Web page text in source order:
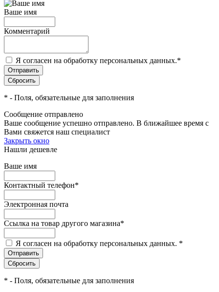
Ваше имя
Комментарий
Я согласен на обработку персональных данных.*
* - Поля, обязательные для заполнения
Сообщение отправлено
Ваше сообщение успешно отправлено. В ближайшее время с
Вами свяжется наш специалист
Закрыть окно
Нашли дешевле
Ваше имя
Контактный телефон*
Электронная почта
Ссылка на товар другого магазина*
Я согласен на обработку персональных данных. *
* - Поля, обязательные для заполнения